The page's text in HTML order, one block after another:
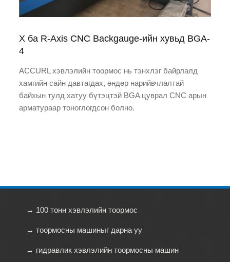
X ба R-Axis CNC Backgauge-ийн хувьд BGA-
4
ACCURL хэвлэлийн тоормос нь тэнхлэг байрлалд
хамгийн сайн давтагдах, өндөр нарийвчлалтай
байхын тулд хатуу бүтэцтэй BGA цуврал CNC арын
арматураар тоноглогдсон болно.
→ 100 тонн хэвлэлийн тоормос
→ тоормосны машиныг дарна уу
→ гидравлик хэвлэлийн тоормосны машин